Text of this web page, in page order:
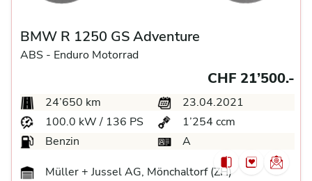
BMW R 1250 GS Adventure
ABS - Enduro Motorrad
CHF 21’500.-
24’650 km
23.04.2021
100.0 kW / 136 PS
1’254 ccm
Benzin
A
Müller + Jussel AG, Mönchaltorf (ZH)